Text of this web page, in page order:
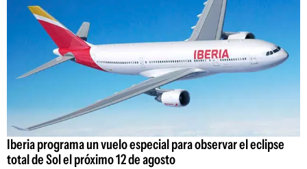
Iberia programa un vuelo especial para observar el eclipse
total de Sol el próximo 12 de agosto